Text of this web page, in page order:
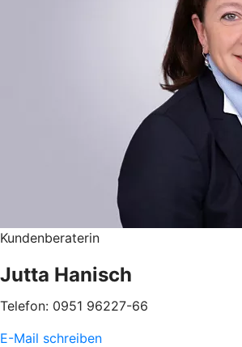
Kundenberaterin
Jutta Hanisch
Telefon: 0951 96227-66
E-Mail schreiben